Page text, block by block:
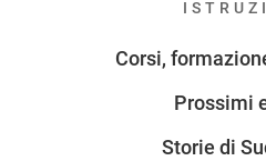
Corsi,
Prossimi
Storie di